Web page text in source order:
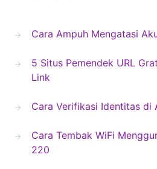
Cara Ampuh Mengatasi
5 Situs Pemendek URL
Link
Cara Verifikasi Identitas di
Cara Tembak WiFi
220